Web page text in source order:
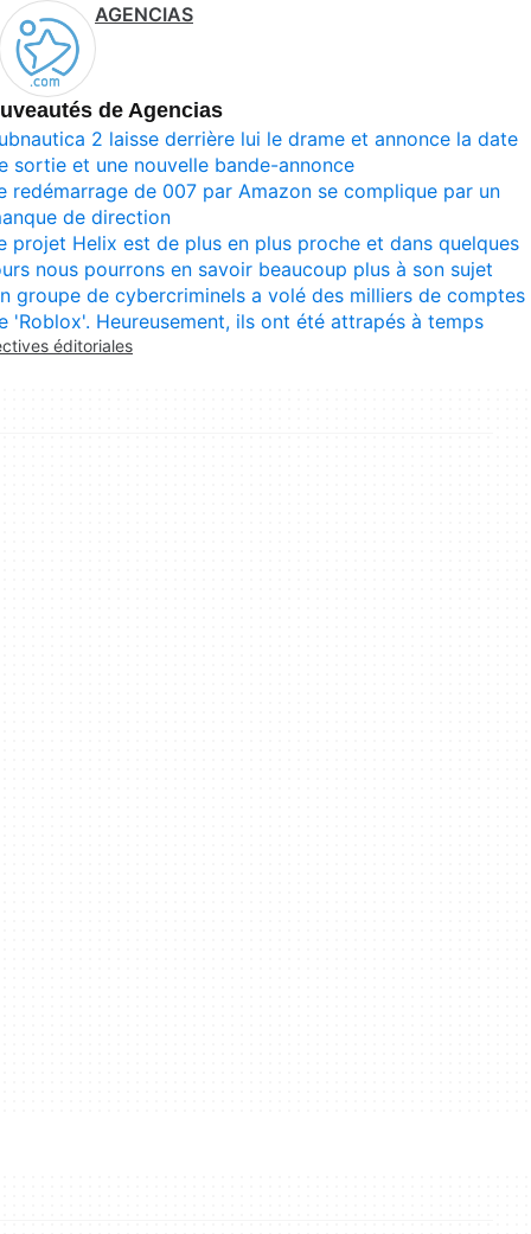
AGENCIAS
de Agencias
2 laisse derrière lui le drame et annonce la date
sortie et une nouvelle bande-annonce
redémarrage de 007 par Amazon se complique par un
de direction
projet Helix est de plus en plus proche et dans quelques
nous pourrons en savoir beaucoup plus à son sujet
groupe de cybercriminels a volé des milliers de comptes
'Roblox'. Heureusement, ils ont été attrapés à temps
éditoriales